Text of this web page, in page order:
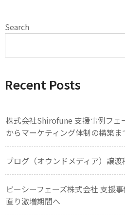
Search
Recent Posts
株式会社Shirofune 支援事例フェ
からマーケティング体制の構築ま
ブログ（オウンドメディア）譲
ピーシーフェーズ株式会社 支援
直り激増期間へ